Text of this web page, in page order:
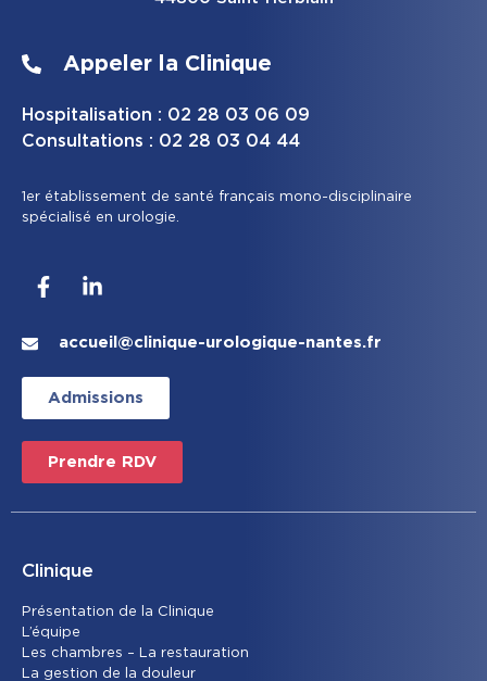
Appeler la Clinique
Hospitalisation : 02 28 03 06 09
Consultations : 02 28 03 04 44
1er établissement de santé français mono-disciplinaire
spécialisé en urologie.
accueil@clinique-urologique-nantes.fr
Admissions
Prendre RDV
Clinique
Présentation de la Clinique
L’équipe
Les chambres – La restauration
La gestion de la douleur